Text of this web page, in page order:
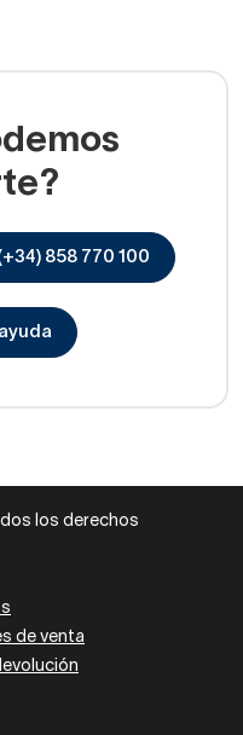
858 770 100
los derechos
de venta